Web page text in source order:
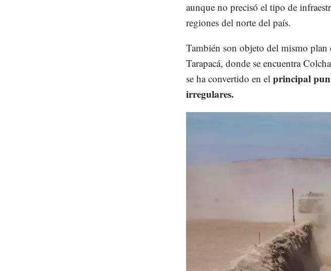
aunque no precisó el tipo de
regiones del norte del país.
También son objeto del mismo plan
Tarapacá, donde se encuentra
se ha convertido en el principal
irregulares.